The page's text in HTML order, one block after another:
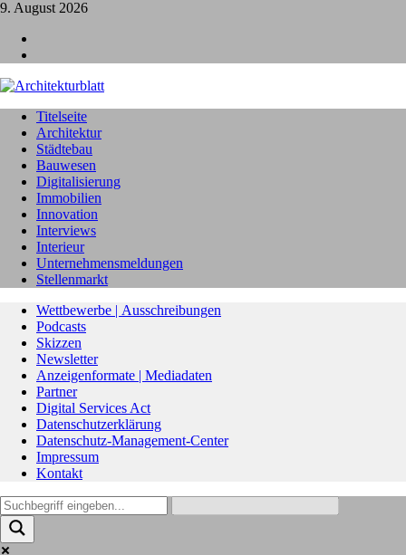
9. August 2026
Titelseite
Architektur
Städtebau
Bauwesen
Digitalisierung
Immobilien
Innovation
Interviews
Interieur
Unternehmensmeldungen
Stellenmarkt
Wettbewerbe | Ausschreibungen
Podcasts
Skizzen
Newsletter
Anzeigenformate | Mediadaten
Partner
Digital Services Act
Datenschutzerklärung
Datenschutz-Management-Center
Impressum
Kontakt